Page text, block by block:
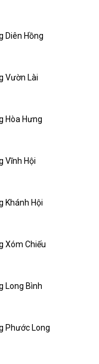
Diên Hồng
Vườn Lài
Hòa Hưng
Vĩnh Hội
Khánh Hội
Xóm Chiếu
Long Bình
Phước Long